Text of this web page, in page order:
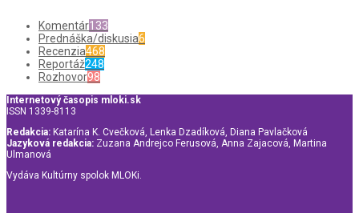
Komentár133
Prednáška/diskusia6
Recenzia468
Reportáž248
Rozhovor98
Internetový časopis mloki.sk
ISSN 1339-8113
Redakcia: Katarína K. Cvečková, Lenka Dzadíková, Diana Pavlačková
Jazyková redakcia: Zuzana Andrejco Ferusová, Anna Zajacová, Martina
Ulmanová
Vydáva Kultúrny spolok MLOKi.